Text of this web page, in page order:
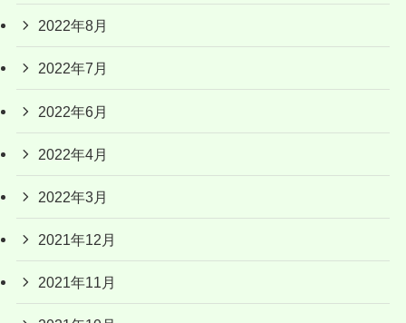
2022年8月
2022年7月
2022年6月
2022年4月
2022年3月
2021年12月
2021年11月